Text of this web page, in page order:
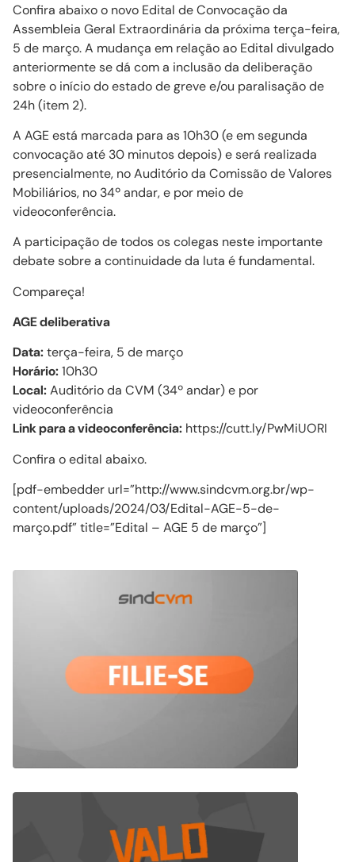
Confira abaixo o novo Edital de Convocação da
Assembleia Geral Extraordinária da próxima terça-feira,
5 de março. A mudança em relação ao Edital divulgado
anteriormente se dá com a inclusão da deliberação
sobre o início do estado de greve e/ou paralisação de
24h (item 2).
A AGE está marcada para as 10h30 (e em segunda
convocação até 30 minutos depois) e será realizada
presencialmente, no Auditório da Comissão de Valores
Mobiliários, no 34º andar, e por meio de
videoconferência.
A participação de todos os colegas neste importante
debate sobre a continuidade da luta é fundamental.
Compareça!
AGE deliberativa
Data:terça-feira, 5 de março
Horário:10h30
Local:Auditório da CVM (34º andar) e por
videoconferência
Link para a videoconferência: https://cutt.ly/PwMiUORI
Confira o edital abaixo.
[pdf-embedder url=”http://www.sindcvm.org.br/wp-
content/uploads/2024/03/Edital-AGE-5-de-
março.pdf” title=”Edital – AGE 5 de março”]